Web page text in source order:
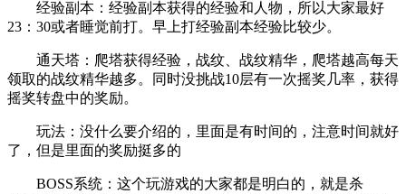
经验副本：经验副本获得的经验和人物，所以大家最好
23：30或者睡觉前打。早上打经验副本经验比较少。
通天塔：爬塔获得经验，战纹、战纹精华，爬塔越高每天
领取的战纹精华越多。同时没挑战10层有一次摇奖几率，获得
摇奖转盘中的奖励。
玩法：没什么要介绍的，里面是有时间的，注意时间就好
了，但是里面的奖励挺多的
BOSS系统：这个玩游戏的大家都是明白的，就是杀